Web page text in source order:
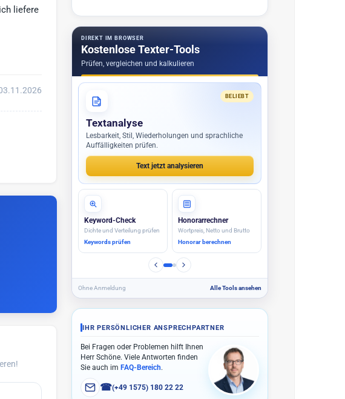
liefere
DIREKT IM BROWSER
Kostenlose Texter-Tools
Prüfen, vergleichen und kalkulieren
BELIEBT
Textanalyse
Lesbarkeit, Stil, Wiederholungen und sprachliche
Auffälligkeiten prüfen.
Text jetzt analysieren
Keyword-Check
Dichte und Verteilung prüfen
Keywords prüfen
Honorarrechner
Wortpreis, Netto und Brutto
Honorar berechnen
Ohne Anmeldung Alle Tools ansehen
IHR PERSÖNLICHER ANSPRECHPARTNER
Bei Fragen oder Problemen hilft Ihnen
Herr Schöne. Viele Antworten finden
Sie auch im FAQ-Bereich.
☎(+49 1575) 180 22 22